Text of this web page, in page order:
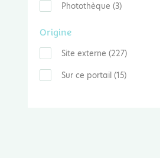
Photothèque (3)
Origine
Site externe (227)
Sur ce portail (15)